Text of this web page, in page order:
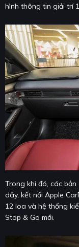
hình thông tin giải trí
Trong khi đó, các
dây, kết nối Apple
12 loa và hệ thống
Stop & Go mới.